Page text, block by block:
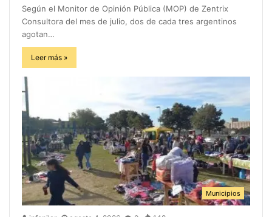
Según el Monitor de Opinión Pública (MOP) de Zentrix
Consultora del mes de julio, dos de cada tres argentinos
agotan…
Leer más »
Municipios